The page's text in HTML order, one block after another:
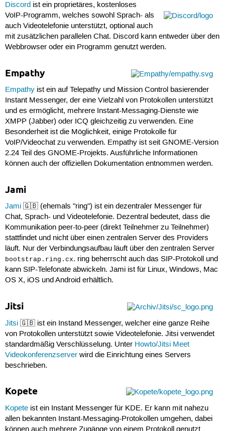
Discordist ein proprietäres, kostenloses
VoIP-Programm, welches sowohl Sprach- als
auch Videotelefonie unterstützt, optional auch
mit zusätzlichen parallelen Chat. Discord kann entweder über den
Webbrowser oder ein Programm genutzt werden.
Empathy
Empathyist ein auf Telepathy und Mission Control basierender
Instant Messenger, der eine Vielzahl von Protokollen unterstützt
und es ermöglicht, mehrere Instant-Messaging-Dienste wie
XMPP (Jabber) oder ICQ gleichzeitig zu verwenden. Eine
Besonderheit ist die Möglichkeit, einige Protokolle für
VoIP/Videochat zu verwenden. Empathy ist seit GNOME-Version
2.24 Teil des GNOME-Projekts. Ausführliche Informationen
können auch der offiziellen Dokumentation entnommen werden.
Jami
Jami🇬🇧 (ehemals "ring") ist ein dezentraler Messenger für
Chat, Sprach- und Videotelefonie. Dezentral bedeutet, dass die
Kommunikation peer-to-peer (direkt Teilnehmer zu Teilnehmer)
stattfindet und nicht über einen zentralen Server des Providers
läuft. Nur der Verbindungsaufbau läuft über den zentralen Server
bootstrap.ring.cx. ring beherrscht auch das SIP-Protokoll und
kann SIP-Telefonate abwickeln. Jami ist für Linux, Windows, Mac
OS X, iOS und Android erhältlich.
Jitsi
Jitsi🇬🇧 ist ein Instand Messenger, welcher eine ganze Reihe
von Protokollen unterstützt sowie Videotelefonie. Jitsi verwendet
standardmäßig Verschlüsselung. Unter Howto/Jitsi Meet
Videokonferenzserverwird die Einrichtung eines Servers
beschrieben.
Kopete
Kopeteist ein Instant Messenger für KDE. Er kann mit nahezu
allen bekannten Instant-Messaging-Protokollen umgehen, dabei